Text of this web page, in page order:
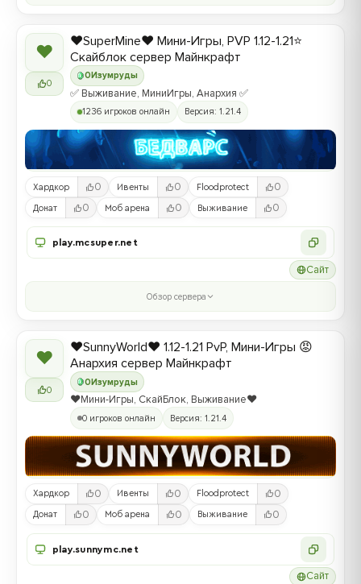
❤
0
0 Изумруды
❤️SuperMine❤️ Мини-Игры, PVP 1.12-1.21⭐
Скайблок сервер Майнкрафт
✅ Выживание, МиниИгры, Анархия ✅
1236 игроков онлайн Версия: 1.21.4
Хардкор 0 Ивенты 0 Floodprotect 0
Донат 0 Моб арена 0 Выживание 0
play.mcsuper.net
Сайт
Обзор сервера
❤
0
0Изумруды
❤️SunnyWorld❤️ 1.12-1.21 PvP, Мини-Игры 😡
Анархия сервер Майнкрафт
❤️Мини-Игры, СкайБлок, Выживание❤️
0 игроков онлайн Версия: 1.21.4
Хардкор 0 Ивенты 0 Floodprotect 0
Донат 0 Моб арена 0 Выживание 0
play.sunnymc.net
Сайт